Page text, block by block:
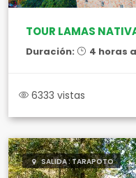
TOUR LAMAS
Duración: 4 horas
6333 vistas
SALIDA : TARAPOTO